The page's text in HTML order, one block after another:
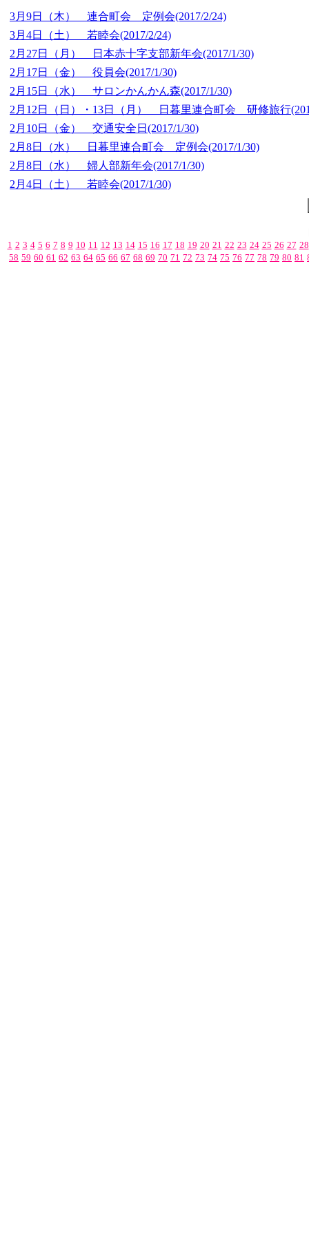
3月9日（木） 連合町会 定例会(2017/2/24)
3月4日（土） 若睦会(2017/2/24)
2月27日（月） 日本赤十字支部新年会(2017/1/30)
2月17日（金） 役員会(2017/1/30)
2月15日（水） サロンかんかん森(2017/1/30)
2月12日（日）・13日（月） 日暮里連合町会 研修旅行
2月10日（金） 交通安全日 (2017/1/30)
2月8日（水） 日暮里連合町会 定例会(2017/1/30)
2月8日（水） 婦人部新年会(2017/1/30)
2月4日（土） 若睦会(2017/1/30)
1 2 3 4 5 6 7 8 9 10 11 12 13 14 15 16 17 18 19 20 21 22 23 24 25 26 27 28
58 59 60 61 62 63 64 65 66 67 68 69 70 71 72 73 74 75 76 77 78 79 80 81